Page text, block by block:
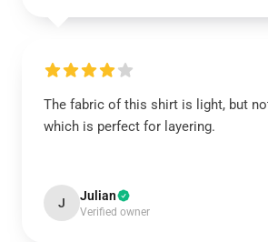
The fabric of this shirt is light, but
which is perfect for layering.
J Julian
Verified owner